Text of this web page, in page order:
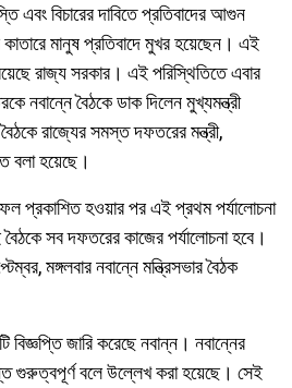
এবং বিচারের দাবিতে প্রতিবাদের আগুন
মানুষ প্রতিবাদে মুখর হয়েছেন। এই
রাজ্য সরকার। এই পরিস্থিতিতে এবার
নবান্নে বৈঠকে ডাক দিলেন মুখ্যমন্ত্রী
রাজ্যের সমস্ত দফতরের মন্ত্রী,
বলা হয়েছে।
প্রকাশিত হওয়ার পর এই প্রথম পর্যালোচনা
সব দফতরের কাজের পর্যালোচনা হবে।
মঙ্গলবার নবান্নে মন্ত্রিসভার বৈঠক
জারি করেছে নবান্ন। নবান্নের
গুরুত্বপূর্ণ বলে উল্লেখ করা হয়েছে। সেই